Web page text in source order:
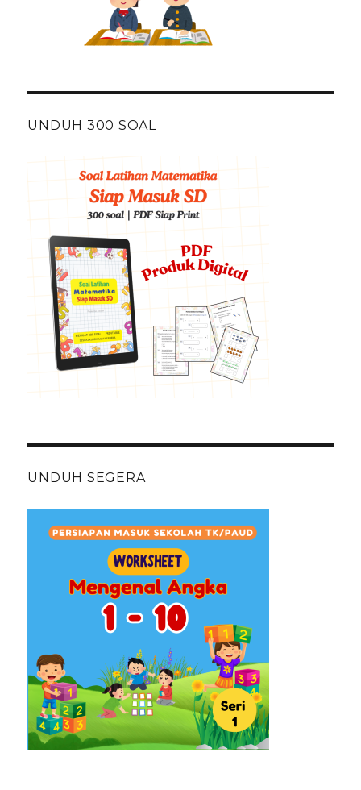
UNDUH 300 SOAL
UNDUH SEGERA